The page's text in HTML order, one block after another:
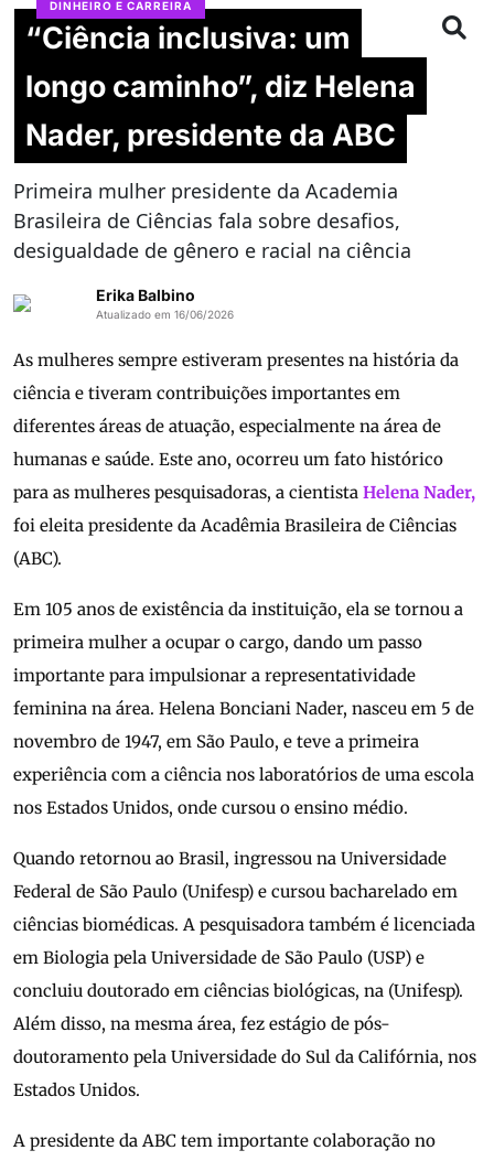
DINHEIRO E CARREIRA
“Ciência inclusiva: um
longo caminho”, diz Helena
Nader, presidente da ABC
Primeira mulher presidente da Academia
Brasileira de Ciências fala sobre desafios,
desigualdade de gênero e racial na ciência
Erika Balbino
Atualizado em 16/06/2026
As mulheres sempre estiveram presentes na história da
ciência e tiveram contribuições importantes em
diferentes áreas de atuação, especialmente na área de
humanas e saúde. Este ano, ocorreu um fato histórico
para as mulheres pesquisadoras, a cientista Helena Nader,
foi eleita presidente da Acadêmia Brasileira de Ciências
(ABC).
Em 105 anos de existência da instituição, ela se tornou a
primeira mulher a ocupar o cargo, dando um passo
importante para impulsionar a representatividade
feminina na área. Helena Bonciani Nader, nasceu em 5 de
novembro de 1947, em São Paulo, e teve a primeira
experiência com a ciência nos laboratórios de uma escola
nos Estados Unidos, onde cursou o ensino médio.
Quando retornou ao Brasil, ingressou na Universidade
Federal de São Paulo (Unifesp) e cursou bacharelado em
ciências biomédicas. A pesquisadora também é licenciada
em Biologia pela Universidade de São Paulo (USP) e
concluiu doutorado em ciências biológicas, na (Unifesp).
Além disso, na mesma área, fez estágio de pós-
doutoramento pela Universidade do Sul da Califórnia, nos
Estados Unidos.
A presidente da ABC tem importante colaboração no